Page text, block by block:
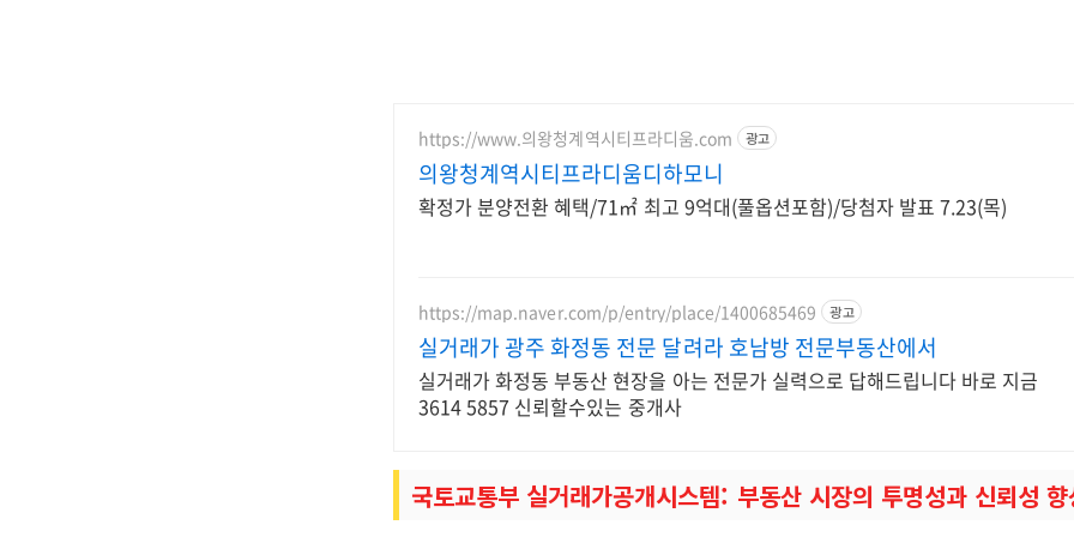
https://www.의왕청계역시티프라디움.com 광고
의왕청계역시티프라디움디하모니
확정가 분양전환 혜택/71㎡ 최고 9억대(풀옵션포함)/당첨자 발표 7.23(목)
https://map.naver.com/p/entry/place/1400685469 광고
실거래가 광주 화정동 전문 달려라 호남방 전문부동산에서
실거래가 화정동 부동산 현장을 아는 전문가 실력으로 답해드립니다 바로 지금
3614 5857 신뢰할수있는 중개사
국토교통부 실거래가공개시스템: 부동산 시장의 투명성과 신뢰성